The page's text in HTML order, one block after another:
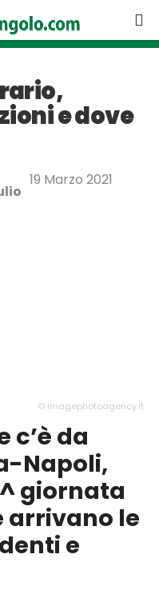
e dove
19 Marzo 2021
© imagephotoagency.it
c’è da
Napoli,
giornata
arrivano le
e